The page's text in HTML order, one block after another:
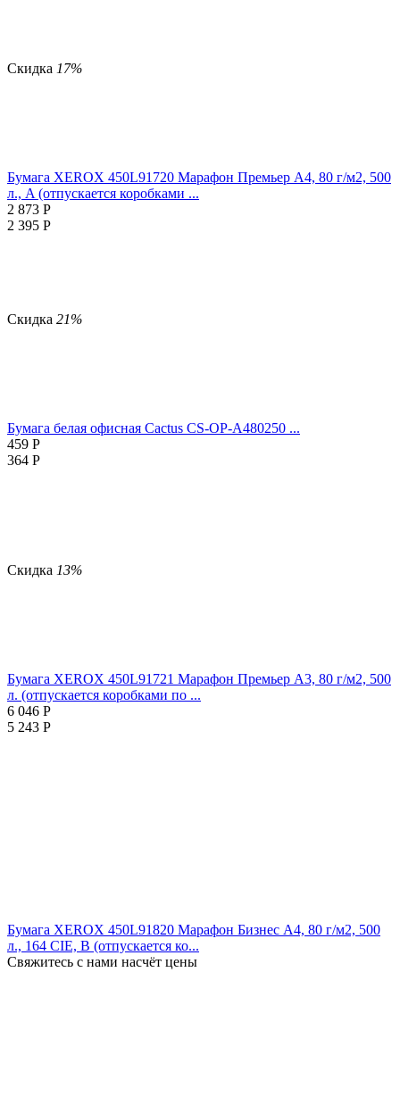
Скидка 17%
Бумага XEROX 450L91720 Марафон Премьер А4, 80 г/м2, 500
л., A (отпускается коробками ...
2 873 Р
2 395 Р
Скидка 21%
Бумага белая офисная Cactus CS-OP-A480250 ...
459 Р
364 Р
Скидка 13%
Бумага XEROX 450L91721 Марафон Премьер А3, 80 г/м2, 500
л. (отпускается коробками по ...
6 046 Р
5 243 Р
Бумага XEROX 450L91820 Марафон Бизнес А4, 80 г/м2, 500
л., 164 CIE, B (отпускается ко...
Свяжитесь с нами насчёт цены